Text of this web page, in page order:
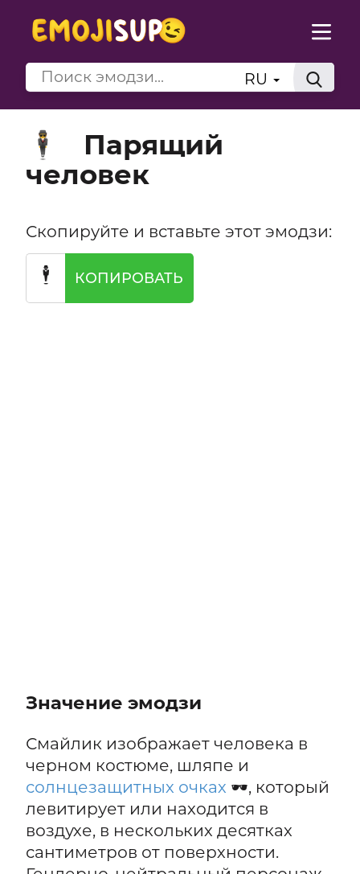
RU
🕴️
Парящий
человек
Скопируйте и вставьте этот эмодзи:
🕴️ КОПИРОВАТЬ
Значение эмодзи
Смайлик изображает человека в
черном костюме, шляпе и
солнцезащитных очках 🕶️, который
левитирует или находится в
воздухе, в нескольких десятках
сантиметров от поверхности.